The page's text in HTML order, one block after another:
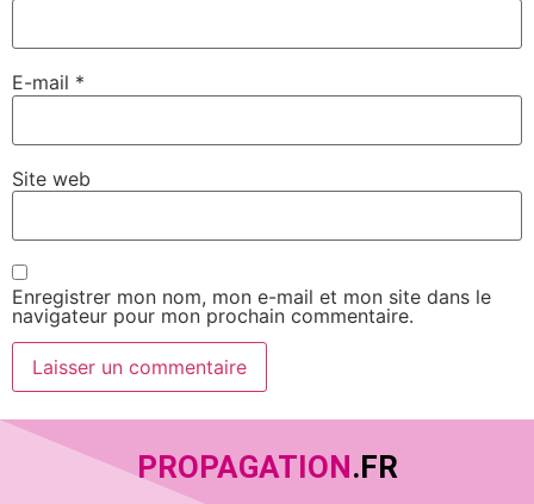
E-mail *
Site web
Enregistrer mon nom, mon e-mail et mon site dans le
navigateur pour mon prochain commentaire.
PROPAGATION.FR